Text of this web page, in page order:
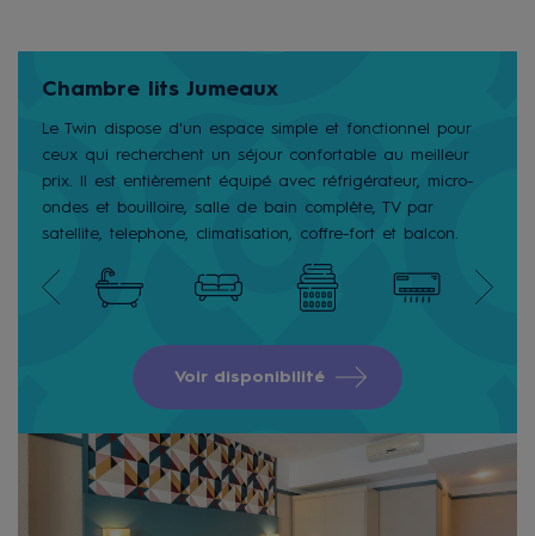
Chambre lits Jumeaux
Le Twin dispose d'un espace simple et fonctionnel pour
ceux qui recherchent un séjour confortable au meilleur
prix. Il est entièrement équipé avec réfrigérateur, micro-
ondes et bouilloire, salle de bain complète, TV par
satellite, telephone, climatisation, coffre-fort et balcon.
Voir disponibilité